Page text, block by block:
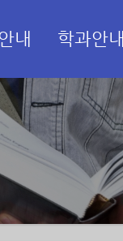
메뉴 건너뛰기
내 학과안내